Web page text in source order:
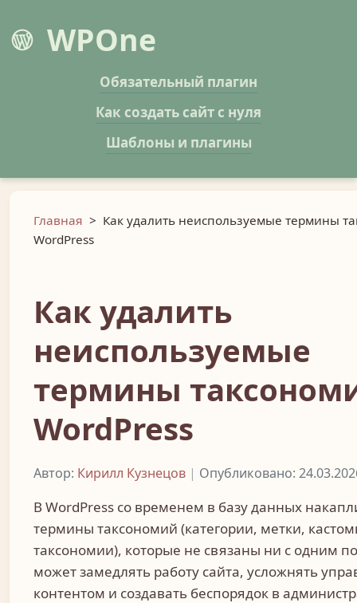
WPOne
Обязательный плагин
Как создать сайт с нуля
Шаблоны и плагины
Главная > Как удалить неиспользуемые термины
WordPress
Как удалить
неиспользуемые
термины
WordPress
Автор: Кирилл Кузнецов | Опубликовано:
В WordPress со временем в базу данных
термины таксономий (категории, метки,
таксономии), которые не связаны ни с одним
может замедлять работу сайта, усложнять
контентом и создавать беспорядок в